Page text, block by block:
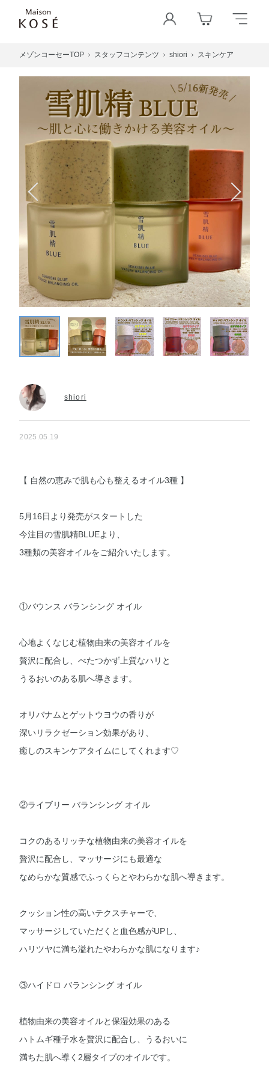
メゾンコーセーTOP スタッフコンテンツ shiori スキンケア
shiori
2025.05.19
【 自然の恵みで肌も心も整えるオイル3種 】
5月16日より発売がスタートした
今注目の雪肌精BLUEより、
3種類の美容オイルをご紹介いたします。
①バウンス バランシング オイル
心地よくなじむ植物由来の美容オイルを
贅沢に配合し、べたつかず上質なハリと
うるおいのある肌へ導きます。
オリバナムとゲットウヨウの香りが
深いリラクゼーション効果があり、
癒しのスキンケアタイムにしてくれます♡
②ライブリー バランシング オイル
コクのあるリッチな植物由来の美容オイルを
贅沢に配合し、マッサージにも最適な
なめらかな質感でふっくらとやわらかな肌へ導きます。
クッション性の高いテクスチャーで、
マッサージしていただくと血色感がUPし、
ハリツヤに満ち溢れたやわらかな肌になります♪
③ハイドロ バランシング オイル
植物由来の美容オイルと保湿効果のある
ハトムギ種子水を贅沢に配合し、うるおいに
満ちた肌へ導く2層タイプのオイルです。